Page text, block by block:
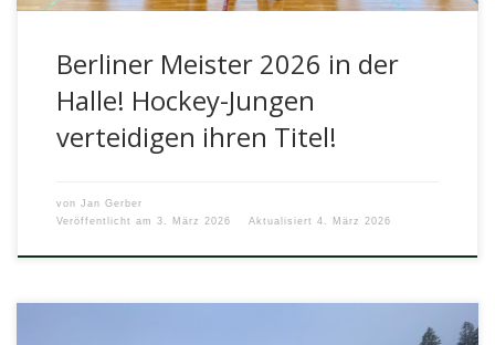
Berliner Meister 2026 in der
Halle! Hockey-Jungen
verteidigen ihren Titel!
von Jan Gerber
Veröffentlicht am 3. März 2026 Aktualisiert 4. März 2026